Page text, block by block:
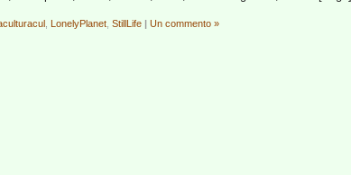
LonelyPlanet StillLife | Un commento »